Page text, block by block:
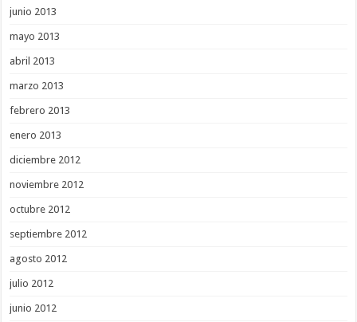
junio 2013
mayo 2013
abril 2013
marzo 2013
febrero 2013
enero 2013
diciembre 2012
noviembre 2012
octubre 2012
septiembre 2012
agosto 2012
julio 2012
junio 2012